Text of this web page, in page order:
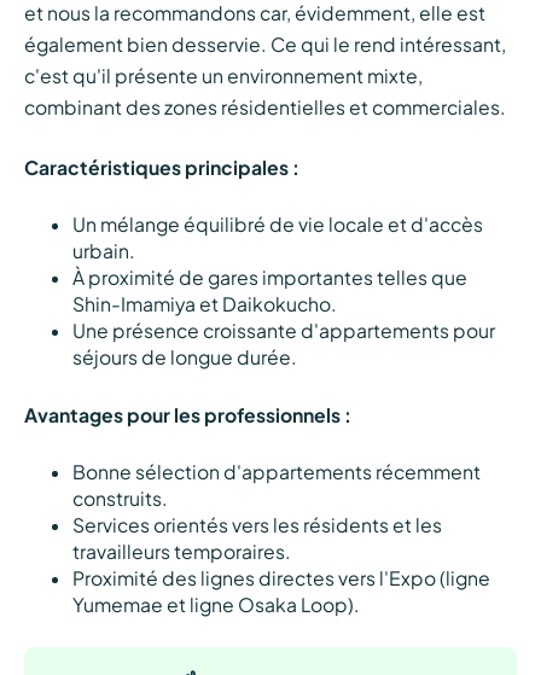
et nous la recommandons car, évidemment, elle est
également bien desservie. Ce qui le rend intéressant,
c'est qu'il présente un environnement mixte,
combinant des zones résidentielles et commerciales.
Caractéristiques principales :
Un mélange équilibré de vie locale et d'accès
urbain.
À proximité de gares importantes telles que
Shin-Imamiya et Daikokucho.
Une présence croissante d'appartements pour
séjours de longue durée.
Avantages pour les professionnels :
Bonne sélection d'appartements récemment
construits.
Services orientés vers les résidents et les
travailleurs temporaires.
Proximité des lignes directes vers l'Expo (ligne
Yumemae et ligne Osaka Loop).